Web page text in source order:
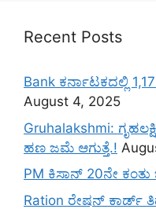
Recent Posts
Bank ಕರ್ನಾಟಕದಲ್ಲಿ
August 4, 2025
Gruhalakshmi:
ಹಣ ಜಮೆ‌ ಆಗುತ್ತೆ.!
PM ಕಿಸಾನ್ 20ನೇ
Ration ರೇಷನ್ ಕಾರ್ಡ್